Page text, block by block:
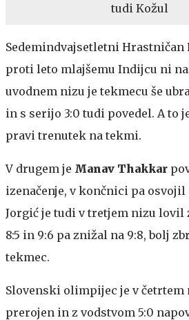
tudi Kožul
Sedemindvajsetletni Hrastničan
proti leto mlajšemu Indijcu ni
uvodnem nizu je tekmecu še
in s serijo 3:0 tudi povedel. A to
pravi trenutek na tekmi.
V drugem je Manav Thakkar
izenačenje, v končnici pa
Jorgić je tudi v tretjem nizu lovil
8:5 in 9:6 pa znižal na 9:8, bolj
tekmec.
Slovenski olimpijec je v
prerojen in z vodstvom 5:0